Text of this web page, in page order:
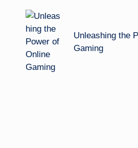
navigation
Unleashing the
Gaming